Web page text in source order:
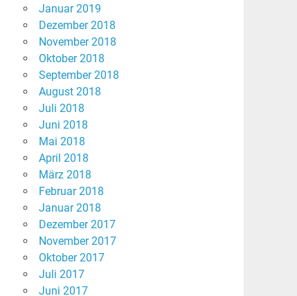
Januar 2019
Dezember 2018
November 2018
Oktober 2018
September 2018
August 2018
Juli 2018
Juni 2018
Mai 2018
April 2018
März 2018
Februar 2018
Januar 2018
Dezember 2017
November 2017
Oktober 2017
Juli 2017
Juni 2017